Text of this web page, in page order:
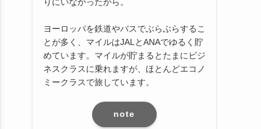
ヨーロッパを鉄道やバスでぶらぶらするこ
とが多く、マイルはJALとANAでゆるく貯
めています。マイルが貯まるとたまにビジ
ネスクラスに乗れますが、ほとんどエコノ
ミークラスで旅しています。
note